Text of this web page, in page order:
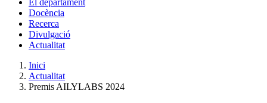
El departament
Docència
Recerca
Divulgació
Actualitat
Inici
Actualitat
Premis AILYLABS 2024